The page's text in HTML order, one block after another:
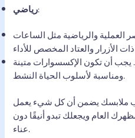
رياضي:
العملية والرياضية مثل الساعات
يجب أن تكون الإكسسوارات متينة
ومناسبة لأسلوب الحياة النشط.
ملابسك يضمن أن كل شيء يعمل
العام ويجعلك تبدو أنيقًا دون
عناء.